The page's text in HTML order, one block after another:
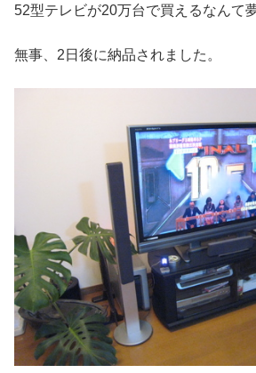
52型テレビが20万台で買えるなんて
無事、2日後に納品されました。